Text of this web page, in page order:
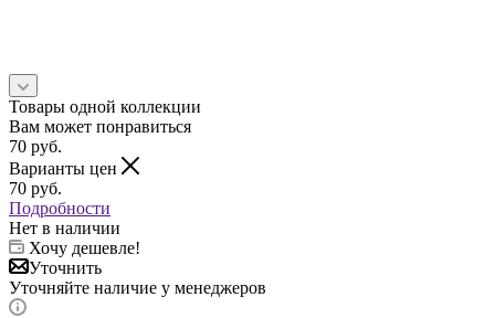
Товары одной коллекции
Вам может понравиться
70 руб.
Варианты цен
70 руб.
Подробности
Нет в наличии
Хочу дешевле!
Уточнить
Уточняйте наличие у менеджеров